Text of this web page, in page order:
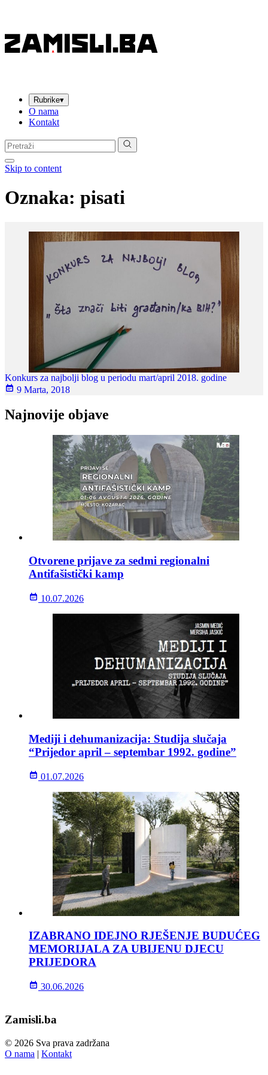
Rubrike▾
O nama
Kontakt
Pretraga:
Skip to content
Oznaka: pisati
Konkurs za najbolji blog u periodu mart/april 2018. godine
9 Marta, 2018
Najnovije objave
Otvorene prijave za sedmi regionalni
Antifašistički kamp
10.07.2026
Mediji i dehumanizacija: Studija slučaja
“Prijedor april – septembar 1992. godine”
01.07.2026
IZABRANO IDEJNO RJEŠENJE BUDUĆEG
MEMORIJALA ZA UBIJENU DJECU
PRIJEDORA
30.06.2026
Zamisli.ba
© 2026 Sva prava zadržana
O nama | Kontakt